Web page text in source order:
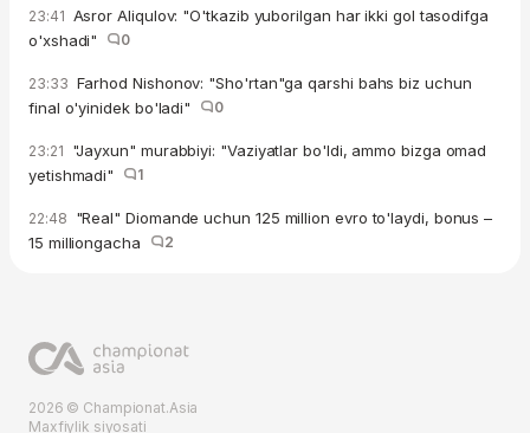
23:41 Asror Aliqulov: "O'tkazib yuborilgan har ikki gol tasodifga
o'xshadi"
0
23:33 Farhod Nishonov: "Sho'rtan"ga qarshi bahs biz uchun
final o'yinidek bo'ladi"
0
23:21 "Jayxun" murabbiyi: "Vaziyatlar bo'ldi, ammo bizga omad
yetishmadi"
1
22:48 "Real" Diomande uchun 125 million evro to'laydi, bonus –
15 milliongacha
2
2026 © Championat.Asia
Maxfiylik siyosati